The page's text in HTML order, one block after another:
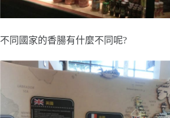
不同國家的香腸有什麼不同呢?